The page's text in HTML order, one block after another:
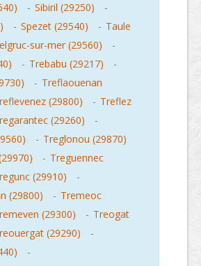
- Sibiril (29250)
-
- Spezet (29540) - Taule
sur-mer (29560)
-
- Trebabu (29217)
-
- Treflaouenan
(29800) - Treflez
(29260)
-
- Treglonou (29870)
- Treguennec
(29910)
-
(29800)
- Tremeoc
(29300) - Treogat
(29290)
-
-